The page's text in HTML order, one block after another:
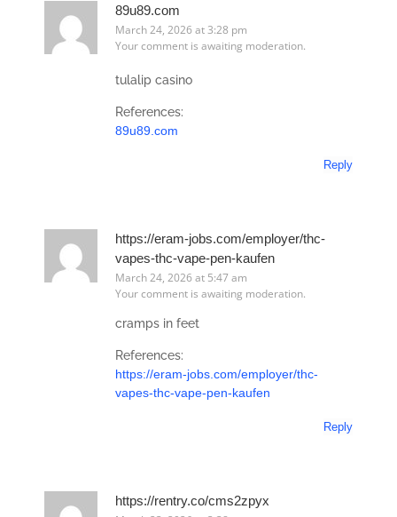
89u89.com
March 24, 2026 at 3:28 pm
Your comment is awaiting moderation.
tulalip casino
References:
89u89.com
Reply
https://eram-jobs.com/employer/thc-
vapes-thc-vape-pen-kaufen
March 24, 2026 at 5:47 am
Your comment is awaiting moderation.
cramps in feet
References:
https://eram-jobs.com/employer/thc-
vapes-thc-vape-pen-kaufen
Reply
https://rentry.co/cms2zpyx